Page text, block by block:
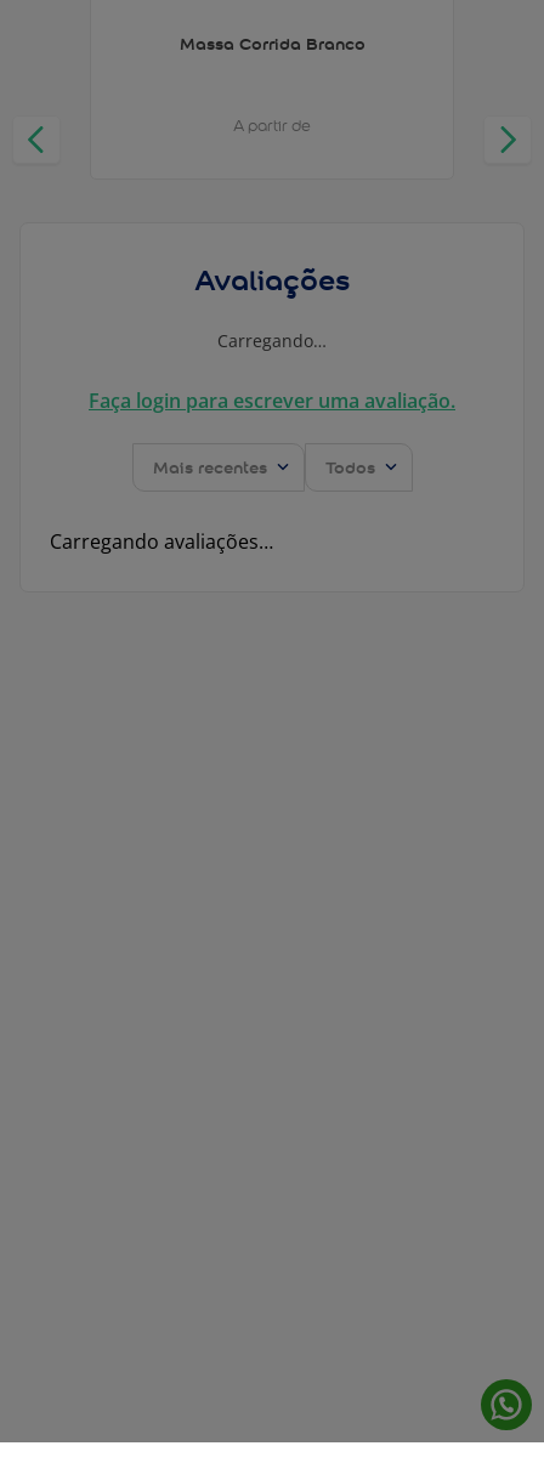
Massa Corrida Branco
A partir de
Avaliações
Carregando…
Faça login para escrever uma avaliação.
Mais recentes Todos
Carregando avaliações…